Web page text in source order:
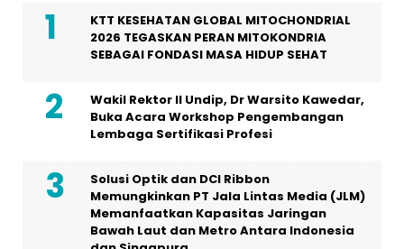
KTT KESEHATAN GLOBAL MITOCHONDRIAL
2026 TEGASKAN PERAN MITOKONDRIA
SEBAGAI FONDASI MASA HIDUP SEHAT
Wakil Rektor II Undip, Dr Warsito Kawedar,
Buka Acara Workshop Pengembangan
Lembaga Sertifikasi Profesi
Solusi Optik dan DCI Ribbon
Memungkinkan PT Jala Lintas Media (JLM)
Memanfaatkan Kapasitas Jaringan
Bawah Laut dan Metro Antara Indonesia